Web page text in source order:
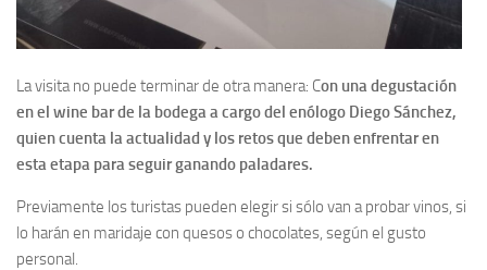
La visita no puede terminar de otra manera: Con una degustación
en el wine bar de la bodega a cargo del enólogo Diego Sánchez,
quien cuenta la actualidad y los retos que deben enfrentar en
esta etapa para seguir ganando paladares.
Previamente los turistas pueden elegir si sólo van a probar vinos, si
lo harán en maridaje con quesos o chocolates, según el gusto
personal.